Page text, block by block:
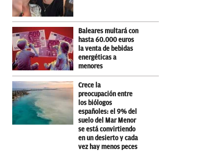
Baleares multará con
hasta 60.000 euros
la venta de bebidas
energéticas a
menores
Crece la
preocupación entre
los biólogos
españoles: el 9% del
suelo del Mar Menor
se está convirtiendo
en un desierto y cada
vez hay menos peces